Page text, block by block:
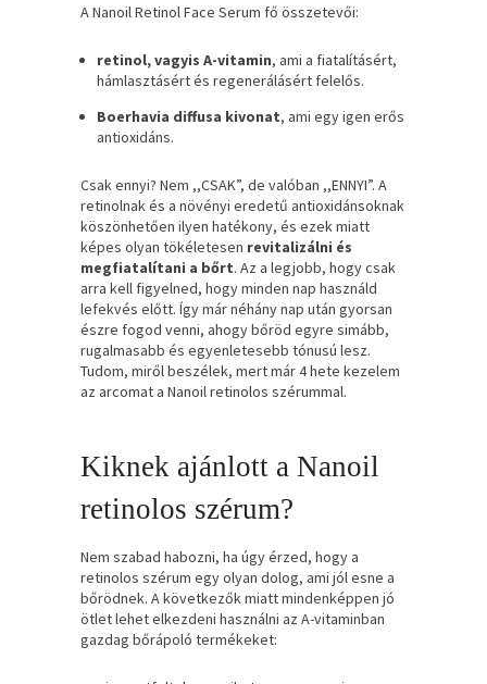
A Nanoil Retinol Face Serum fő összetevői:
retinol, vagyis A-vitamin, ami a fiatalításért,
hámlasztásért és regenerálásért felelős.
Boerhavia diffusa kivonat, ami egy igen erős
antioxidáns.
Csak ennyi? Nem ,,CSAK”, de valóban ,,ENNYI”. A
retinolnak és a növényi eredetű antioxidánsoknak
köszönhetően ilyen hatékony, és ezek miatt
képes olyan tökéletesen revitalizálni és
megfiatalítani a bőrt. Az a legjobb, hogy csak
arra kell figyelned, hogy minden nap használd
lefekvés előtt. Így már néhány nap után gyorsan
észre fogod venni, ahogy bőröd egyre simább,
rugalmasabb és egyenletesebb tónusú lesz.
Tudom, miről beszélek, mert már 4 hete kezelem
az arcomat a Nanoil retinolos szérummal.
Kiknek ajánlott a Nanoil
retinolos szérum?
Nem szabad habozni, ha úgy érzed, hogy a
retinolos szérum egy olyan dolog, ami jól esne a
bőrödnek. A következők miatt mindenképpen jó
ötlet lehet elkezdeni használni az A-vitaminban
gazdag bőrápoló termékeket: